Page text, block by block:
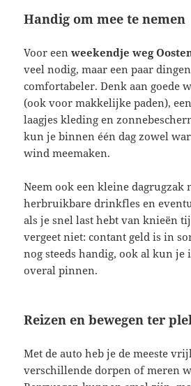
Handig om mee te nemen
Voor eenweekendje weg
veel nodig, maar een paar
comfortabeler. Denk aan goede
(ook voor makkelijke paden),
laagjes kleding en
kun je binnen één dag zowel
wind meemaken.
Neem ook een kleine dagrugzak
herbruikbare drinkfles en
als je snel last hebt van knieën
vergeet niet: contant geld is in
nog steeds handig, ook al kun je
overal pinnen.
Reizen en bewegen ter
Met de auto heb je de meeste
verschillende dorpen of meren